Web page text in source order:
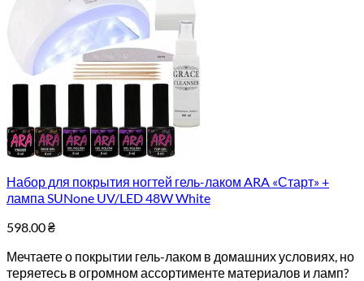
Набор для покрытия ногтей гель-лаком ARA «Старт» +
лампа SUNone UV/LED 48W White
598.00₴
Мечтаете о покрытии гель-лаком в домашних условиях, но
теряетесь в огромном ассортименте материалов и ламп?